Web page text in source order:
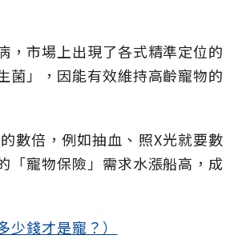
，市場上出現了各式精準定位的
菌」，因能有效維持高齡寵物的
數倍，例如抽血、照X光就要數
「寵物保險」需求水漲船高，成
錢才是寵？）